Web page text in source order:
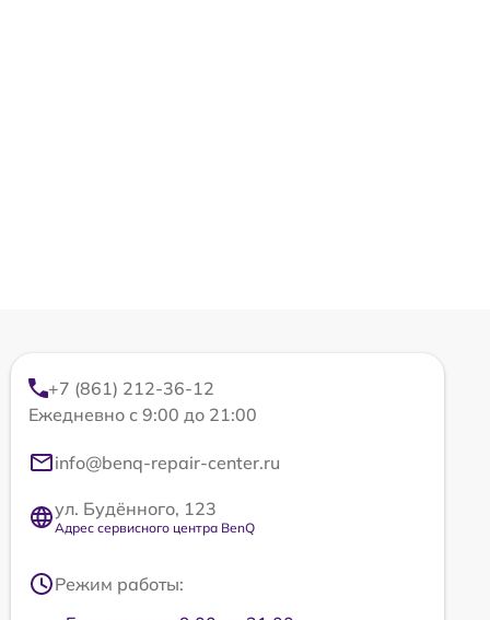
+7 (861) 212-36-12
Ежедневно с 9:00 до 21:00
info@benq-repair-center.ru
ул. Будённого, 123
Адрес сервисного центра BenQ
Режим работы: